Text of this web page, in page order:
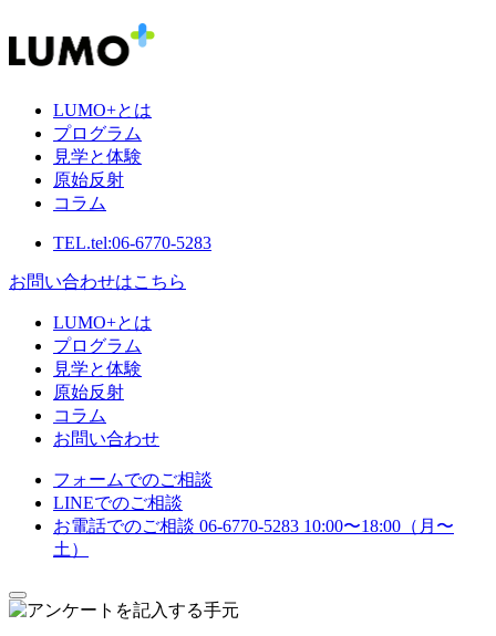
LUMO+とは
プログラム
見学と体験
原始反射
コラム
TEL.tel:06-6770-5283
お問い合わせはこちら
LUMO+とは
プログラム
見学と体験
原始反射
コラム
お問い合わせ
フォームでのご相談
LINEでのご相談
お電話でのご相談 06-6770-5283 10:00〜18:00（月〜
土）
メ
ニ